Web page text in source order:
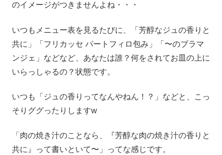
のイメージがつきませんよね・・・
いつもメニュー表を見るたびに、「芳醇なジュの香りと
共に」「フリカッセ パートフィロ包み」「〜のブラマ
ンジェ」などなど、あなたは誰？何をされてお皿の上に
いらっしゃるの？状態です。
いつも「ジュの香りってなんやねん！？」などと、こっ
そりググったりしますw
「肉の焼き汁のことなら、『芳醇な肉の焼き汁の香りと
共に』って書いといて〜」ってな感じです。